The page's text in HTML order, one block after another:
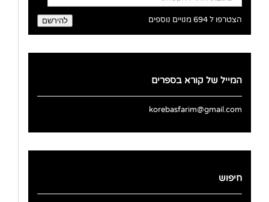
דואר
אלקטרוני
להירשם הצטרפו ל 694 מנויים נוספים
המייל של קורא בספרים
korebasfarim@gmail.com
חיפוש